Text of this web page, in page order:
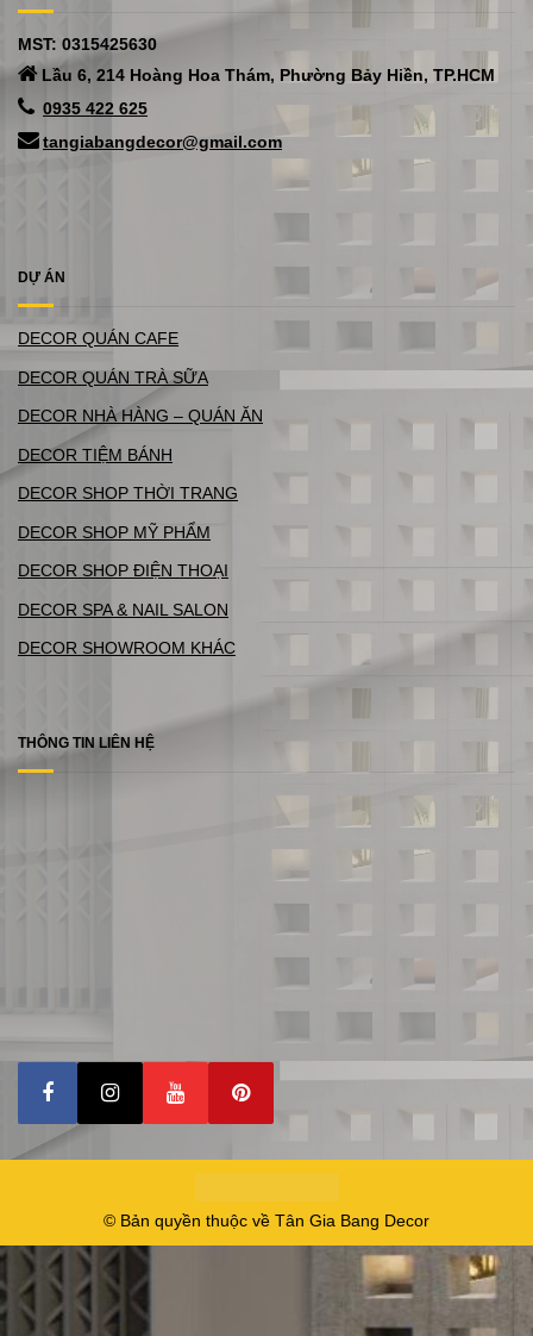
MST: 0315425630
Lầu 6, 214 Hoàng Hoa Thám, Phường Bảy Hiền, TP.HCM
0935 422 625
tangiabangdecor@gmail.com
DỰ ÁN
DECOR QUÁN CAFE
DECOR QUÁN TRÀ SỮA
DECOR NHÀ HÀNG – QUÁN ĂN
DECOR TIỆM BÁNH
DECOR SHOP THỜI TRANG
DECOR SHOP MỸ PHẨM
DECOR SHOP ĐIỆN THOẠI
DECOR SPA & NAIL SALON
DECOR SHOWROOM KHÁC
THÔNG TIN LIÊN HỆ
© Bản quyền thuộc về Tân Gia Bang Decor